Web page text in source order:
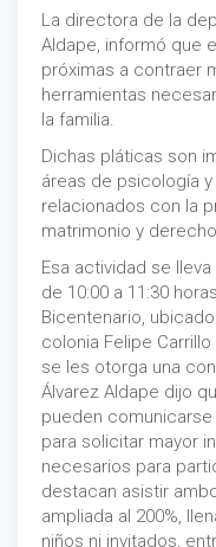
La directora de la
Aldape, informó que
próximas a contraer
herramientas
la familia.
Dichas pláticas son
áreas de psicología
relacionados con la
matrimonio y
Esa actividad se
de 10:00 a 11:30
Bicentenario,
colonia Felipe
se les otorga una
Álvarez Aldape dijo
pueden comunicarse
para solicitar mayor
necesarios para
destacan asistir
ampliada al 200%,
niños ni invitados,